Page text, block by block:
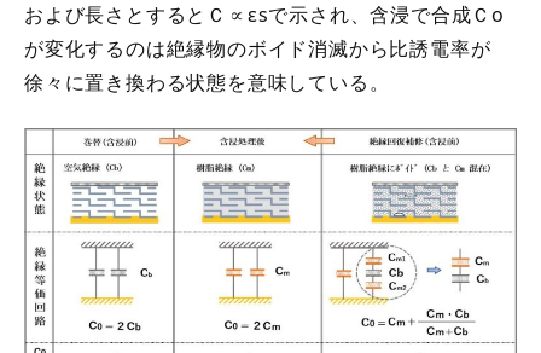
および長さとするとＣ∝εsで示され、含浸で合成Ｃo
が変化するのは絶縁物のボイド消滅から比誘電率が
徐々に置き換わる状態を意味している。